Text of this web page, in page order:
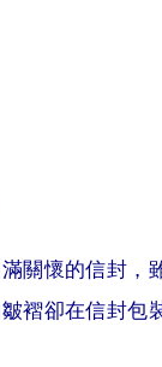
懷的信封，
褶卻在信封包